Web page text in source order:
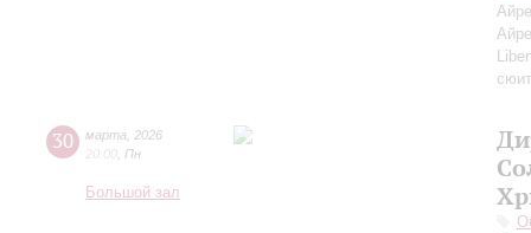
30 марта
2026
20:00 Пн
Большой зал